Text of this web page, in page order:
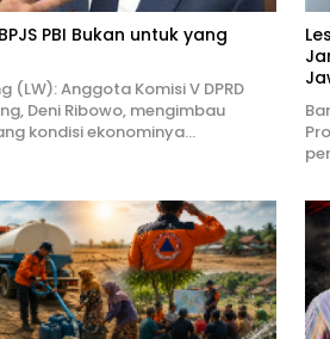
PBI Bukan untuk yang
(LW): Anggota Komisi V DPRD
Deni Ribowo, mengimbau
kondisi ekonominya…